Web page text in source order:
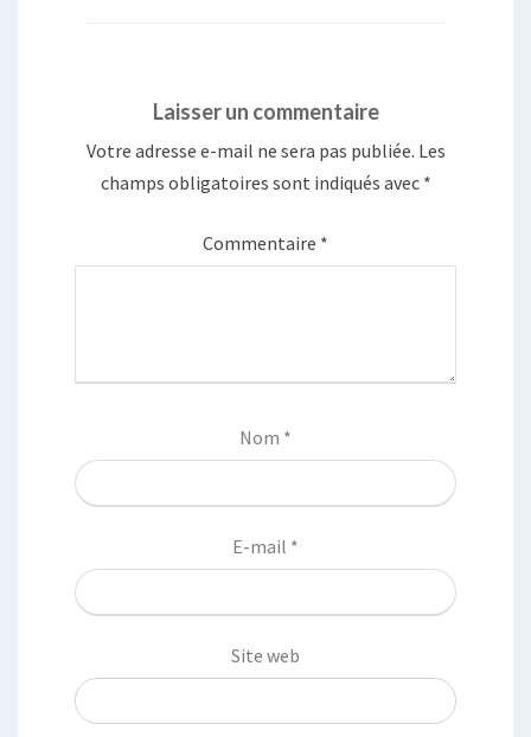
Laisser un commentaire
Votre adresse e-mail ne sera pas publiée. Les
champs obligatoires sont indiqués avec *
Commentaire *
Nom *
E-mail *
Site web